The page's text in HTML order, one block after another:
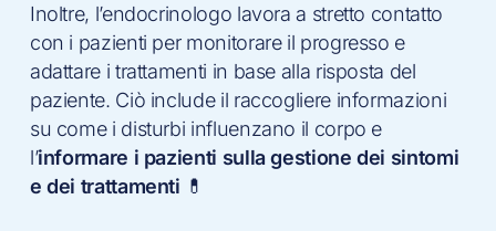
Inoltre, l’endocrinologo lavora a stretto contatto
con i pazienti per monitorare il progresso e
adattare i trattamenti in base alla risposta del
paziente. Ciò include il raccogliere informazioni
su come i disturbi influenzano il corpo e
l’informare i pazienti sulla gestione dei sintomi
e dei trattamenti 💊